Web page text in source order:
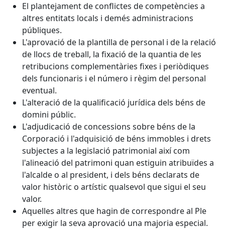
El plantejament de conflictes de competències a
altres entitats locals i demés administracions
públiques.
L'aprovació de la plantilla de personal i de la relació
de llocs de treball, la fixació de la quantia de les
retribucions complementàries fixes i periòdiques
dels funcionaris i el número i règim del personal
eventual.
L'alteració de la qualificació jurídica dels béns de
domini públic.
L'adjudicació de concessions sobre béns de la
Corporació i l'adquisició de béns immobles i drets
subjectes a la legislació patrimonial així com
l'alineació del patrimoni quan estiguin atribuïdes a
l'alcalde o al president, i dels béns declarats de
valor històric o artístic qualsevol que sigui el seu
valor.
Aquelles altres que hagin de correspondre al Ple
per exigir la seva aprovació una majoria especial.